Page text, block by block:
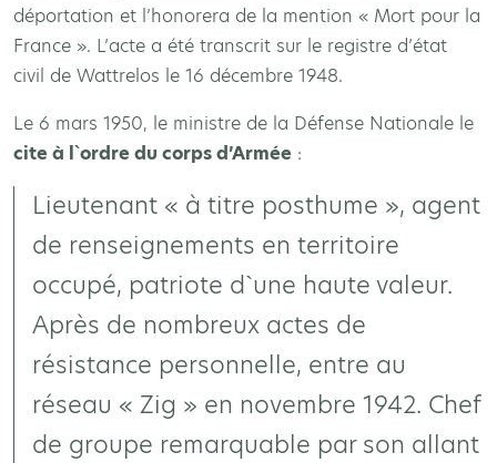
déportation et l’honorera de la mention « Mort pour la
France ». L’acte a été transcrit sur le registre d’état
civil de Wattrelos le 16 décembre 1948.
Le 6 mars 1950, le ministre de la Défense Nationale le
cite à l`ordre du corps d’Armée :
Lieutenant « à titre posthume », agent
de renseignements en territoire
occupé, patriote d`une haute valeur.
Après de nombreux actes de
résistance personnelle, entre au
réseau « Zig » en novembre 1942. Chef
de groupe remarquable par son allant